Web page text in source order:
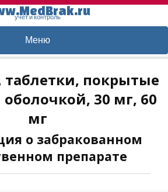
учет и контроль
Меню
покрытые
30 мг, 60
мг
о забракованном
препарате